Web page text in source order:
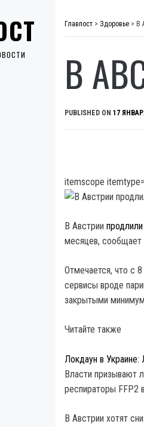
Главпост > Здоровье > В
В
PUBLISHED ON 17
itemscope
В Австрии
месяцев, сообщает
Отмечается, что с
сервисы вроде
закрытыми
Читайте также
Локдаун в Украине:
Власти призывают
респираторы FFP2
В Австрии хотят